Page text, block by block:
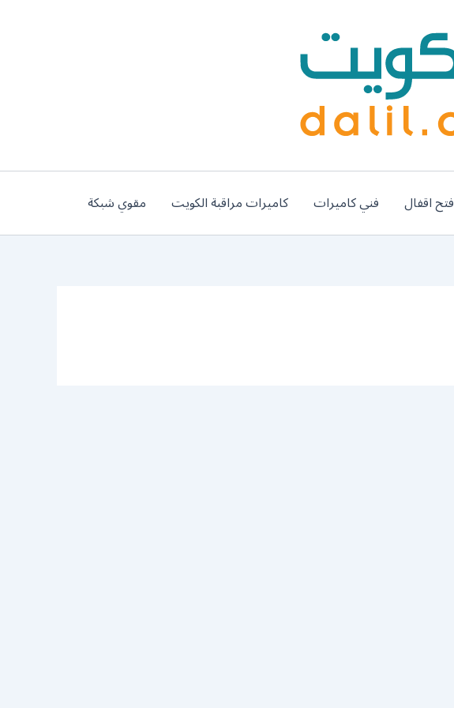
فتح اقفال فني كاميرات كاميرات مراقبة الكويت مقوي شبكة